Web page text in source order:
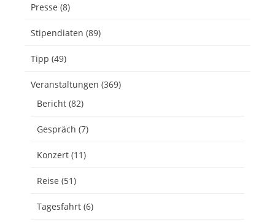
Presse (8)
Stipendiaten (89)
Tipp (49)
Veranstaltungen (369)
Bericht (82)
Gespräch (7)
Konzert (11)
Reise (51)
Tagesfahrt (6)